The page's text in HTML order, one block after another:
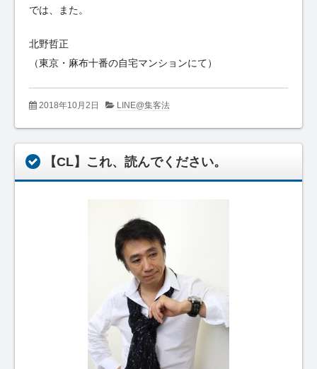
では、また。
北野哲正
（東京・麻布十番の自宅マンションにて）
2018年10月2日 LINE@集客法
【CL】これ、読んでください。